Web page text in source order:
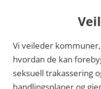
Vi veileder
hvordan de kan
seksuell trakassering
handlingsplaner og